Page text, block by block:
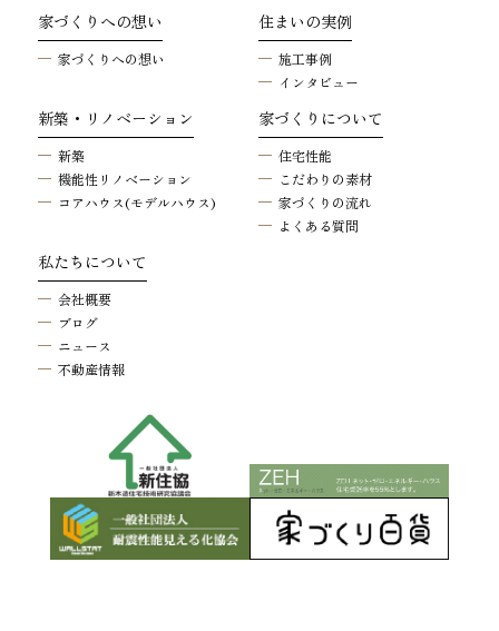
家づくりへの想い
家づくりへの想い
新築・リノベーション
新築
機能性リノベーション
コアハウス(モデルハウス)
住まいの実例
施工事例
インタビュー
家づくりについて
住宅性能
こだわりの素材
家づくりの流れ
よくある質問
私たちについて
会社概要
ブログ
ニュース
不動産情報